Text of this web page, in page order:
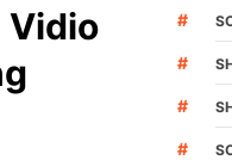
Vidio
#
#
#
#